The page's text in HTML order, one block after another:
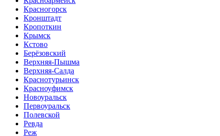
Красногорск
Кронштадт
Кропоткин
Крымск
Кстово
Берёзовский
Верхняя-Пышма
Верхняя-Салда
Краснотурьинск
Красноуфимск
Новоуральск
Первоуральск
Полевской
Ревда
Реж